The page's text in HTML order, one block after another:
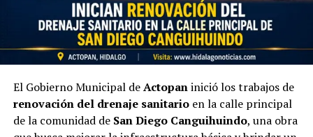
El Gobierno Municipal deActopaninició los trabajos de
renovación del drenaje sanitarioen la calle principal
de la comunidad de San Diego Canguihuindo, una obra